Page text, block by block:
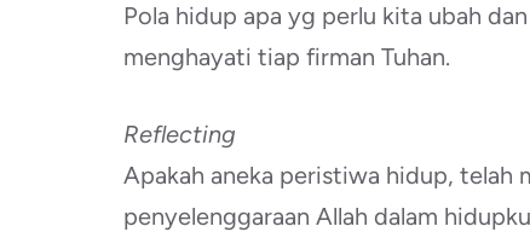
Pola hidup apa yg perlu kita ubah
menghayati tiap firman Tuhan.
Reflecting
Apakah aneka peristiwa hidup, telah
penyelenggaraan Allah dalam